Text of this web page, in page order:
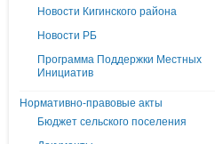
Новости Кигинского района
Новости РБ
Программа Поддержки Местных
Инициатив
Нормативно-правовые акты
Бюджет сельского поселения